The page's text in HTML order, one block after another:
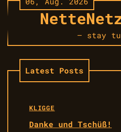
Skip
to
– stay
Latest Posts
KLIGGE
Danke und Tschüß!